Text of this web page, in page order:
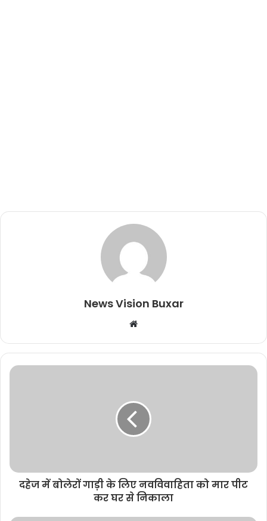
News Vision Buxar
b
s
e
दहेज में बोलेरों गाड़ी के लिए नवविवाहिता को मार पीट
कर घर से निकाला